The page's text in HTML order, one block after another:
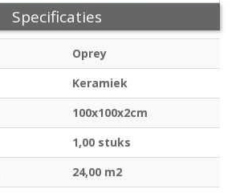
Specificaties
Oprey
Keramiek
100x100x2cm
1,00 stuks
24,00 m2